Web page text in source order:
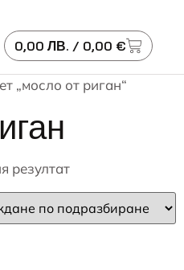
0,00 ЛВ. / 0,00 €
„мосло от риган“
резултат